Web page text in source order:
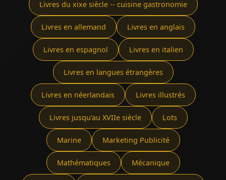
Livres du xixe siècle -- cuisine gastronomie
Livres en allemand Livres en anglais
Livres en espagnol Livres en italien
Livres en langues étrangères
Livres en néerlandais Livres illustrés
Livres jusqu'au XVIIe siècle Lots
Marine Marketing Publicité
Mathématiques Mécanique